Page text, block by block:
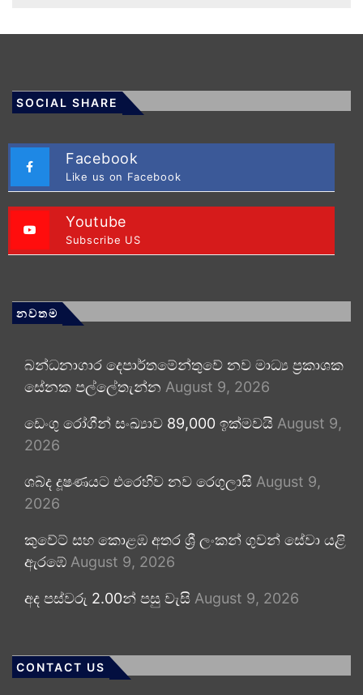
SOCIAL SHARE
Facebook
Like us on Facebook
Youtube
Subscribe US
නවතම
බන්ධනාගාර දෙපාර්තමේන්තුවේ නව මාධ්‍ය ප්‍රකාශක
සේනක පල්ලේතැන්න August 9, 2026
ඩෙංගු රෝගීන් සංඛ්‍යාව 89,000 ඉක්මවයි August 9,
2026
ශබ්ද දූෂණයට එරෙහිව නව රෙගුලාසි August 9,
2026
කුවේට් සහ කොළඹ අතර ශ්‍රී ලංකන් ගුවන් සේවා යළි
ඇරඹේ August 9, 2026
අද පස්වරු 2.00න් පසු වැසි August 9, 2026
CONTACT US